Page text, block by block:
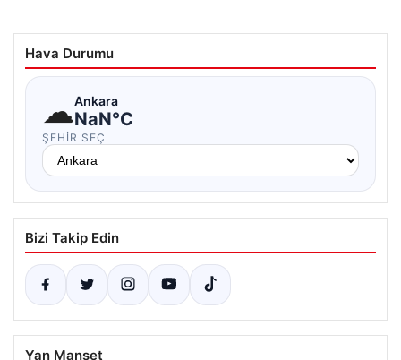
Hava Durumu
☁Ankara
NaN°C
ŞEHIR SEÇ
Bizi Takip Edin
Yan Manşet